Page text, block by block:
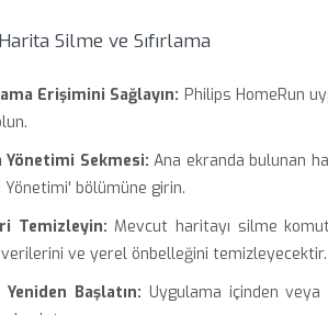
Silme ve Sıfırlama
Erişimini Sağlayın: Philips HomeRun
Yönetimi Sekmesi: Ana ekranda bulunan
Yönetimi' bölümüne girin.
Temizleyin: Mevcut haritayı silme
verilerini ve yerel önbelleğini temizleyecektir.
Yeniden Başlatın: Uygulama içinden